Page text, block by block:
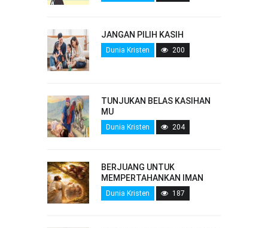
JANGAN PILIH KASIH
Dunia Kristen 200
TUNJUKAN BELAS KASIHAN
MU
Dunia Kristen 204
BERJUANG UNTUK
MEMPERTAHANKAN IMAN
Dunia Kristen 187